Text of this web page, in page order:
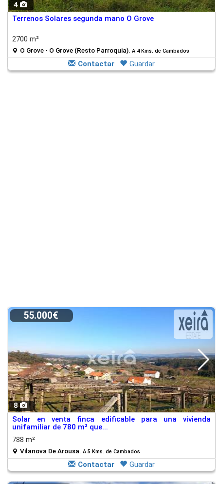
4
Terrenos Solares segunda mano O Grove
2700 m²
O Grove - O Grove (Resto Parroquia). A 4 Kms. de Cambados
Contactar Guardar
8
55.000€
Solar en venta finca edificable para una vivienda
unifamiliar de 780 m² que...
788 m²
Vilanova De Arousa. A 5 Kms. de Cambados
Contactar Guardar